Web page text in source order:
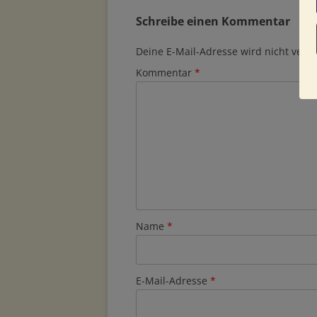
Schreibe einen Kommentar
Deine E-Mail-Adresse wird nicht
Kommentar *
Name *
E-Mail-Adresse *